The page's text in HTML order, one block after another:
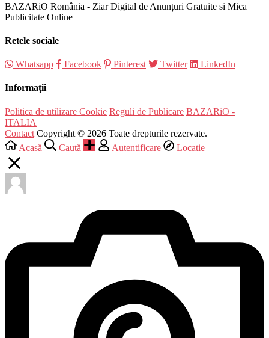
BAZARiO România - Ziar Digital de Anunțuri Gratuite si Mica
Publicitate Online
Retele sociale
Whatsapp Facebook Pinterest Twitter LinkedIn
Informații
Politica de utilizare Cookie Reguli de Publicare BAZARiO -
ITALIA
Contact Copyright © 2026 Toate drepturile rezervate.
Acasă
Caută Autentificare Locatie